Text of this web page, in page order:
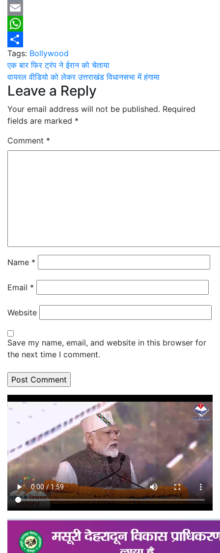
Twitter
Email
WhatsApp
Share
Tags: Bollywood
Post
navigation
एक बार फिर ट्रंप ने ईरान को चेताया
वायरल वीडियो को लेकर उत्तराखंड विधानसभा में हंगामा
Leave a Reply
Your email address will not be published. Required
fields are marked *
Comment *
Name *
Email *
Website
Save my name, email, and website in this browser for
the next time I comment.